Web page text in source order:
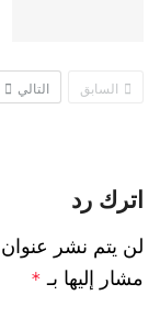
السابق التالي
اترك رد
لن يتم نشر عنوان
مشار إليها بـ *